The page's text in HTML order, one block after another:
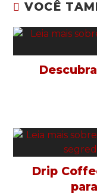
VOCÊ
Drip